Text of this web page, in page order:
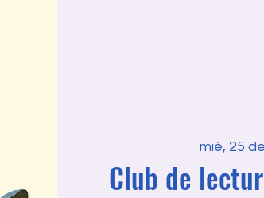
mié, 25
Club de